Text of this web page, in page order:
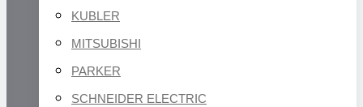
KUBLER
MITSUBISHI
PARKER
SCHNEIDER ELECTRIC